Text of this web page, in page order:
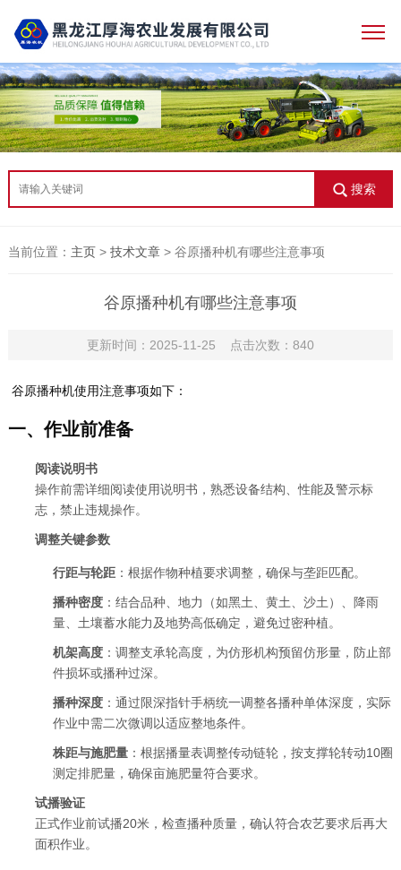
搜索
当前位置： 主页> 技术文章> 谷原播种机有哪些注意事项
谷原播种机有哪些注意事项
更新时间：2025-11-25 点击次数：840
谷原播种机使用注意事项如下：
一、作业前准备
阅读说明书
操作前需详细阅读使用说明书，熟悉设备结构、性能及警示标
志，禁止违规操作。
调整关键参数
行距与轮距：根据作物种植要求调整，确保与垄距匹配。
播种密度：结合品种、地力（如黑土、黄土、沙土）、降雨
量、土壤蓄水能力及地势高低确定，避免过密种植。
机架高度：调整支承轮高度，为仿形机构预留仿形量，防止部
件损坏或播种过深。
播种深度：通过限深指针手柄统一调整各播种单体深度，实际
作业中需二次微调以适应整地条件。
株距与施肥量：根据播量表调整传动链轮，按支撑轮转动10圈
测定排肥量，确保亩施肥量符合要求。
试播验证
正式作业前试播20米，检查播种质量，确认符合农艺要求后再大
面积作业。